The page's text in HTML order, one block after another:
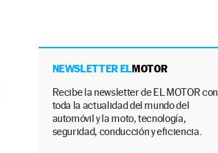
NEWSLETTER ELMOTOR
Recibe la newsletter de EL MOTOR con
toda la actualidad del mundo del
automóvil y la moto, tecnología,
seguridad, conducción y eficiencia.